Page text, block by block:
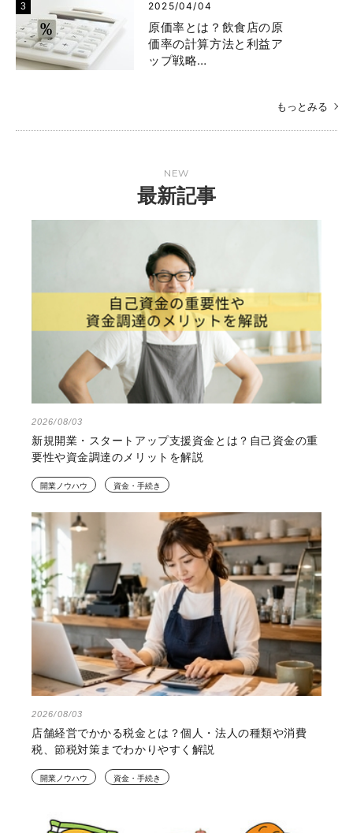
2025/04/04
原価率とは？飲食店の原
価率の計算方法と利益ア
ップ戦略…
もっとみる
NEW
最新記事
2026/08/03
新規開業・スタートアップ支援資金とは？自己資金の重
要性や資金調達のメリットを解説
開業ノウハウ 資金・手続き
2026/08/03
店舗経営でかかる税金とは？個人・法人の種類や消費
税、節税対策までわかりやすく解説
開業ノウハウ 資金・手続き